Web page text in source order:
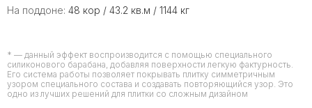
На поддоне: 48 кор / 43.2 кв.м / 1144 кг
* — данный эффект воспроизводится с помощью специального
силиконового барабана, добавляя поверхности легкую фактурность.
Его система работы позволяет покрывать плитку симметричным
узором специального состава и создавать повторяющийся узор. Это
одно из лучших решений для плитки со сложным дизайном